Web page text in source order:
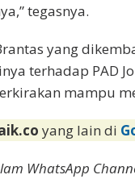
tegasnya.
yang
terhadap PAD
mampu
yang lain di
WhatsApp